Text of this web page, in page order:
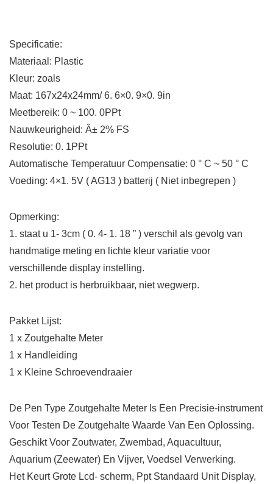
Specificatie:
Materiaal: Plastic
Kleur: zoals
Maat: 167x24x24mm/ 6. 6×0. 9×0. 9in
Meetbereik: 0 ~ 100. 0PPt
Nauwkeurigheid: Â± 2% FS
Resolutie: 0. 1PPt
Automatische Temperatuur Compensatie: 0 ° C ~ 50 ° C
Voeding: 4×1. 5V ( AG13 ) batterij ( Niet inbegrepen )
Opmerking:
1. staat u 1- 3cm ( 0. 4- 1. 18 ” ) verschil als gevolg van
handmatige meting en lichte kleur variatie voor
verschillende display instelling.
2. het product is herbruikbaar, niet wegwerp.
Pakket Lijst:
1 x Zoutgehalte Meter
1 x Handleiding
1 x Kleine Schroevendraaier
De Pen Type Zoutgehalte Meter Is Een Precisie-instrument
Voor Testen De Zoutgehalte Waarde Van Een Oplossing.
Geschikt Voor Zoutwater, Zwembad, Aquacultuur,
Aquarium (Zeewater) En Vijver, Voedsel Verwerking.
Het Keurt Grote Lcd- scherm, Ppt Standaard Unit Display,